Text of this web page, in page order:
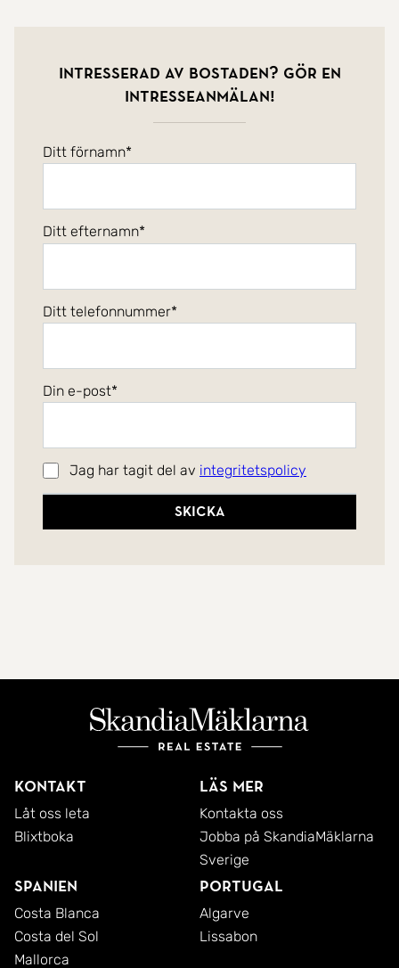
Intresserad av bostaden? Gör en
intresseanmälan!
Ditt förnamn
Ditt efternamn
Ditt telefonnummer
Din e-post
Jag har tagit del av integritetspolicy
Skicka
Kontakt
Låt oss leta
Blixtboka
Läs mer
Kontakta oss
Jobba på SkandiaMäklarna
Sverige
Spanien
Costa Blanca
Costa del Sol
Mallorca
Portugal
Algarve
Lissabon